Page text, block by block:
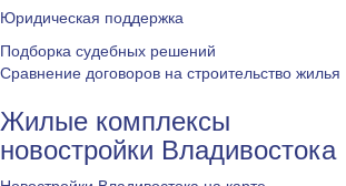
Юридическая поддержка
Подборка судебных решений
Сравнение договоров на строительство жилья
Жилые комплексы
новостройки Владивостока